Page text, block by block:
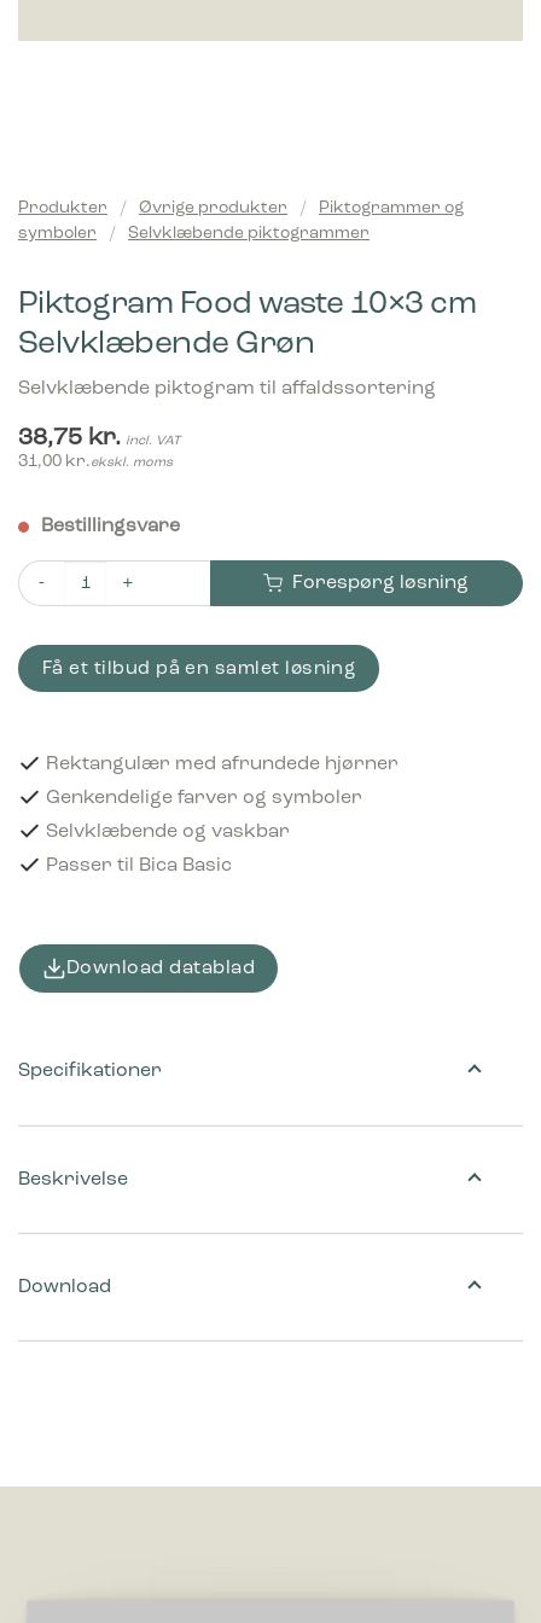
Produkter / Øvrige produkter /
Piktogrammer og
symboler
/ Selvklæbende piktogrammer
Piktogram Food waste 10×3 cm
Selvklæbende Grøn
Selvklæbende piktogram til affaldssortering
38,75 kr. incl. VAT
31,00 kr.ekskl. moms
Bestillingsvare
Piktogram Food waste 10x3 cm Selvklæbende Grøn antal
Forespørg løsning
Få et tilbud på en samlet løsning
Rektangulær med afrundede hjørner
Genkendelige farver og symboler
Selvklæbende og vaskbar
Passer til Bica Basic
Download datablad
Beskrivelse
Download
Specifikationer